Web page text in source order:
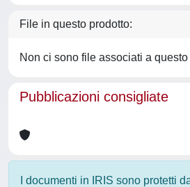
File in questo prodotto:
Non ci sono file associati a questo
Pubblicazioni consigliate
I documenti in IRIS sono protetti